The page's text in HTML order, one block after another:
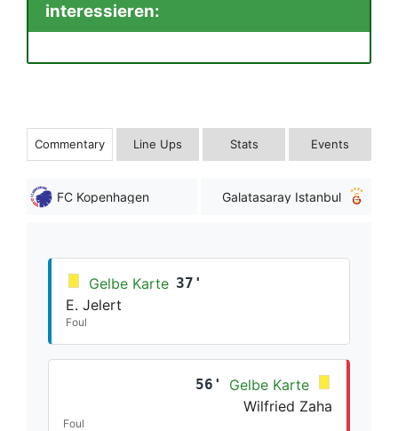
interessieren:
Commentary Line Ups Stats Events
FC Kopenhagen Galatasaray Istanbul
Gelbe Karte 37'
E. Jelert
Foul
56'
Gelbe Karte
Wilfried Zaha
Foul